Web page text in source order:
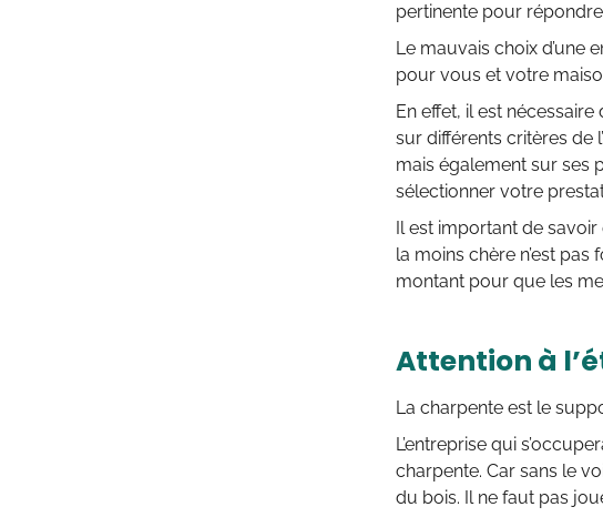
pertinente pour
Le mauvais choix d’une
pour vous et votre
En effet, il est
sur différents critères de
mais également sur ses
sélectionner votre
Il est important de savoir
la moins chère n’est
montant pour que les
Attention à
La charpente est le
L’entreprise qui
charpente. Car sans le
du bois. Il ne faut pas